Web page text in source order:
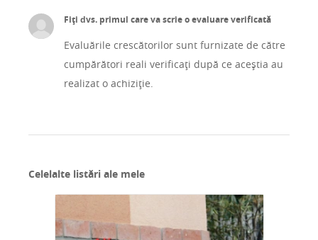
Fiți dvs. primul care va scrie o evaluare verificată
Evaluările crescătorilor sunt furnizate de către
cumpărători reali verificați după ce aceștia au
realizat o achiziție.
Celelalte listări ale mele